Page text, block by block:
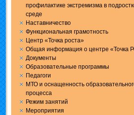
профилактике экстремизма в
среде
Наставничество
Функциональная грамотность
Центр «Точка роста»
Общая информация о центре «Точка
Документы
Образовательные программы
Педагоги
МТО и оснащенность
процесса
Режим занятий
Мероприятия